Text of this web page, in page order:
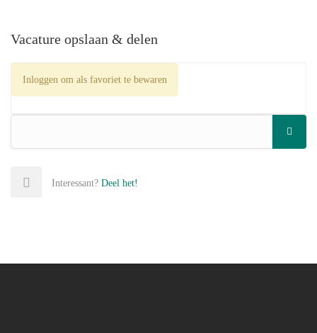
Vacature opslaan & delen
Inloggen om als favoriet te bewaren
Interessant? Deel het!